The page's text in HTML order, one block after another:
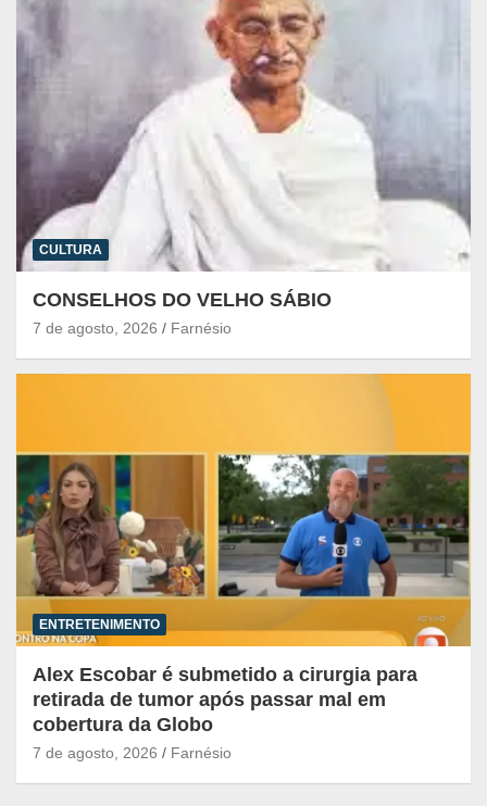
CULTURA
CONSELHOS DO VELHO SÁBIO
7 de agosto, 2026 Farnésio
ENTRETENIMENTO
Alex Escobar é submetido a cirurgia para
retirada de tumor após passar mal em
cobertura da Globo
7 de agosto, 2026 Farnésio